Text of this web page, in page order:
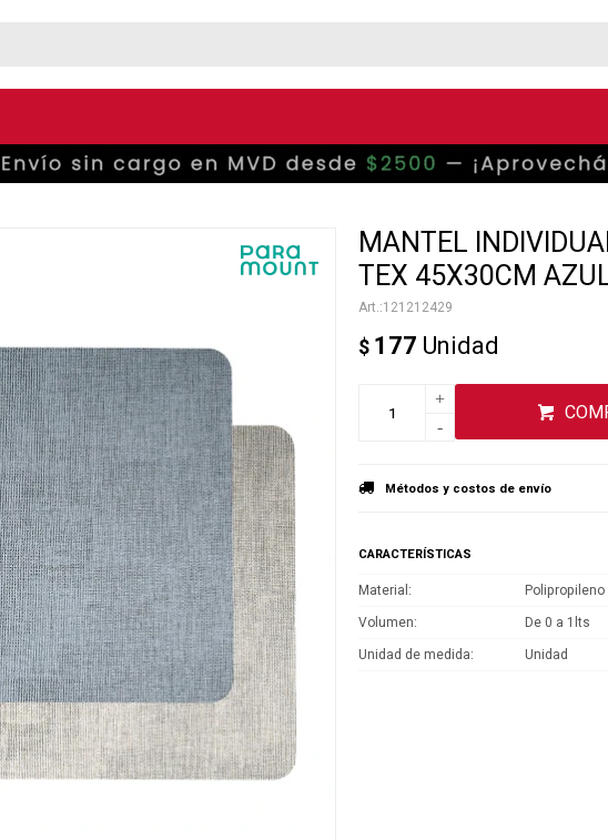
MANTEL
TEX 45X30CM
121212429
$ 177 Unidad
+
-
Métodos y costos de envío
CARACTERÍSTICAS
Material
Polipropileno
Volumen
De 0 a 1lts
Unidad de medida
Unidad